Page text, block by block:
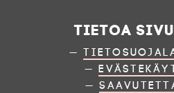
Tietoa
—
—
—